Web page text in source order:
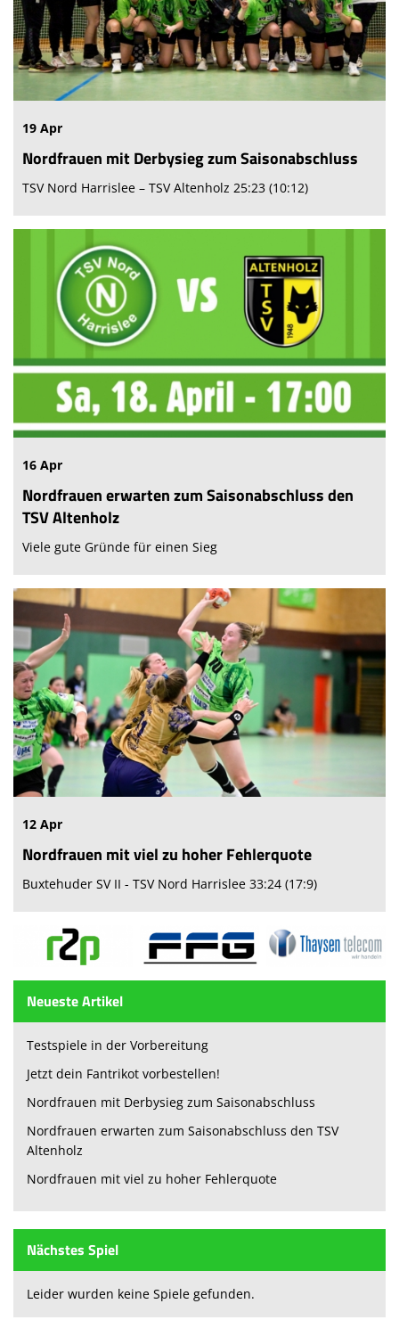
19 Apr
Nordfrauen mit Derbysieg zum Saisonabschluss
TSV Nord Harrislee – TSV Altenholz 25:23 (10:12)
16 Apr
Nordfrauen erwarten zum Saisonabschluss den
TSV Altenholz
Viele gute Gründe für einen Sieg
12 Apr
Nordfrauen mit viel zu hoher Fehlerquote
Buxtehuder SV II - TSV Nord Harrislee 33:24 (17:9)
Neueste Artikel
Testspiele in der Vorbereitung
Jetzt dein Fantrikot vorbestellen!
Nordfrauen mit Derbysieg zum Saisonabschluss
Nordfrauen erwarten zum Saisonabschluss den TSV
Altenholz
Nordfrauen mit viel zu hoher Fehlerquote
Nächstes Spiel
Leider wurden keine Spiele gefunden.